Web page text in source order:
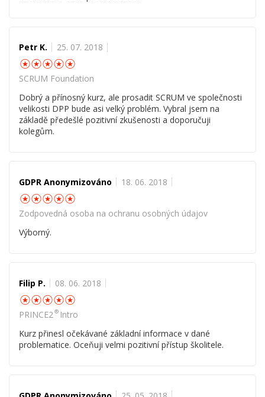
Petr K. 25. 07. 2018
☆☆☆☆
SCRUM Foundation
Dobrý a přínosný kurz, ale prosadit SCRUM ve společnosti
velikosti DPP bude asi velký problém. Vybral jsem na
základě předešlé pozitivní zkušenosti a doporučuji
kolegům.
GDPR Anonymizováno 18. 06. 2018
☆☆☆☆
Zodpovedná osoba na ochranu osobných údajov
Výborný.
Filip P. 08. 06. 2018
☆☆☆☆
PRINCE2 ®Intro
Kurz přinesl očekávané základní informace v dané
problematice. Oceňuji velmi pozitivní přístup školitele.